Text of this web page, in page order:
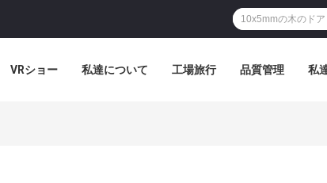
VRショー 私達について 工場旅行 品質管理 私